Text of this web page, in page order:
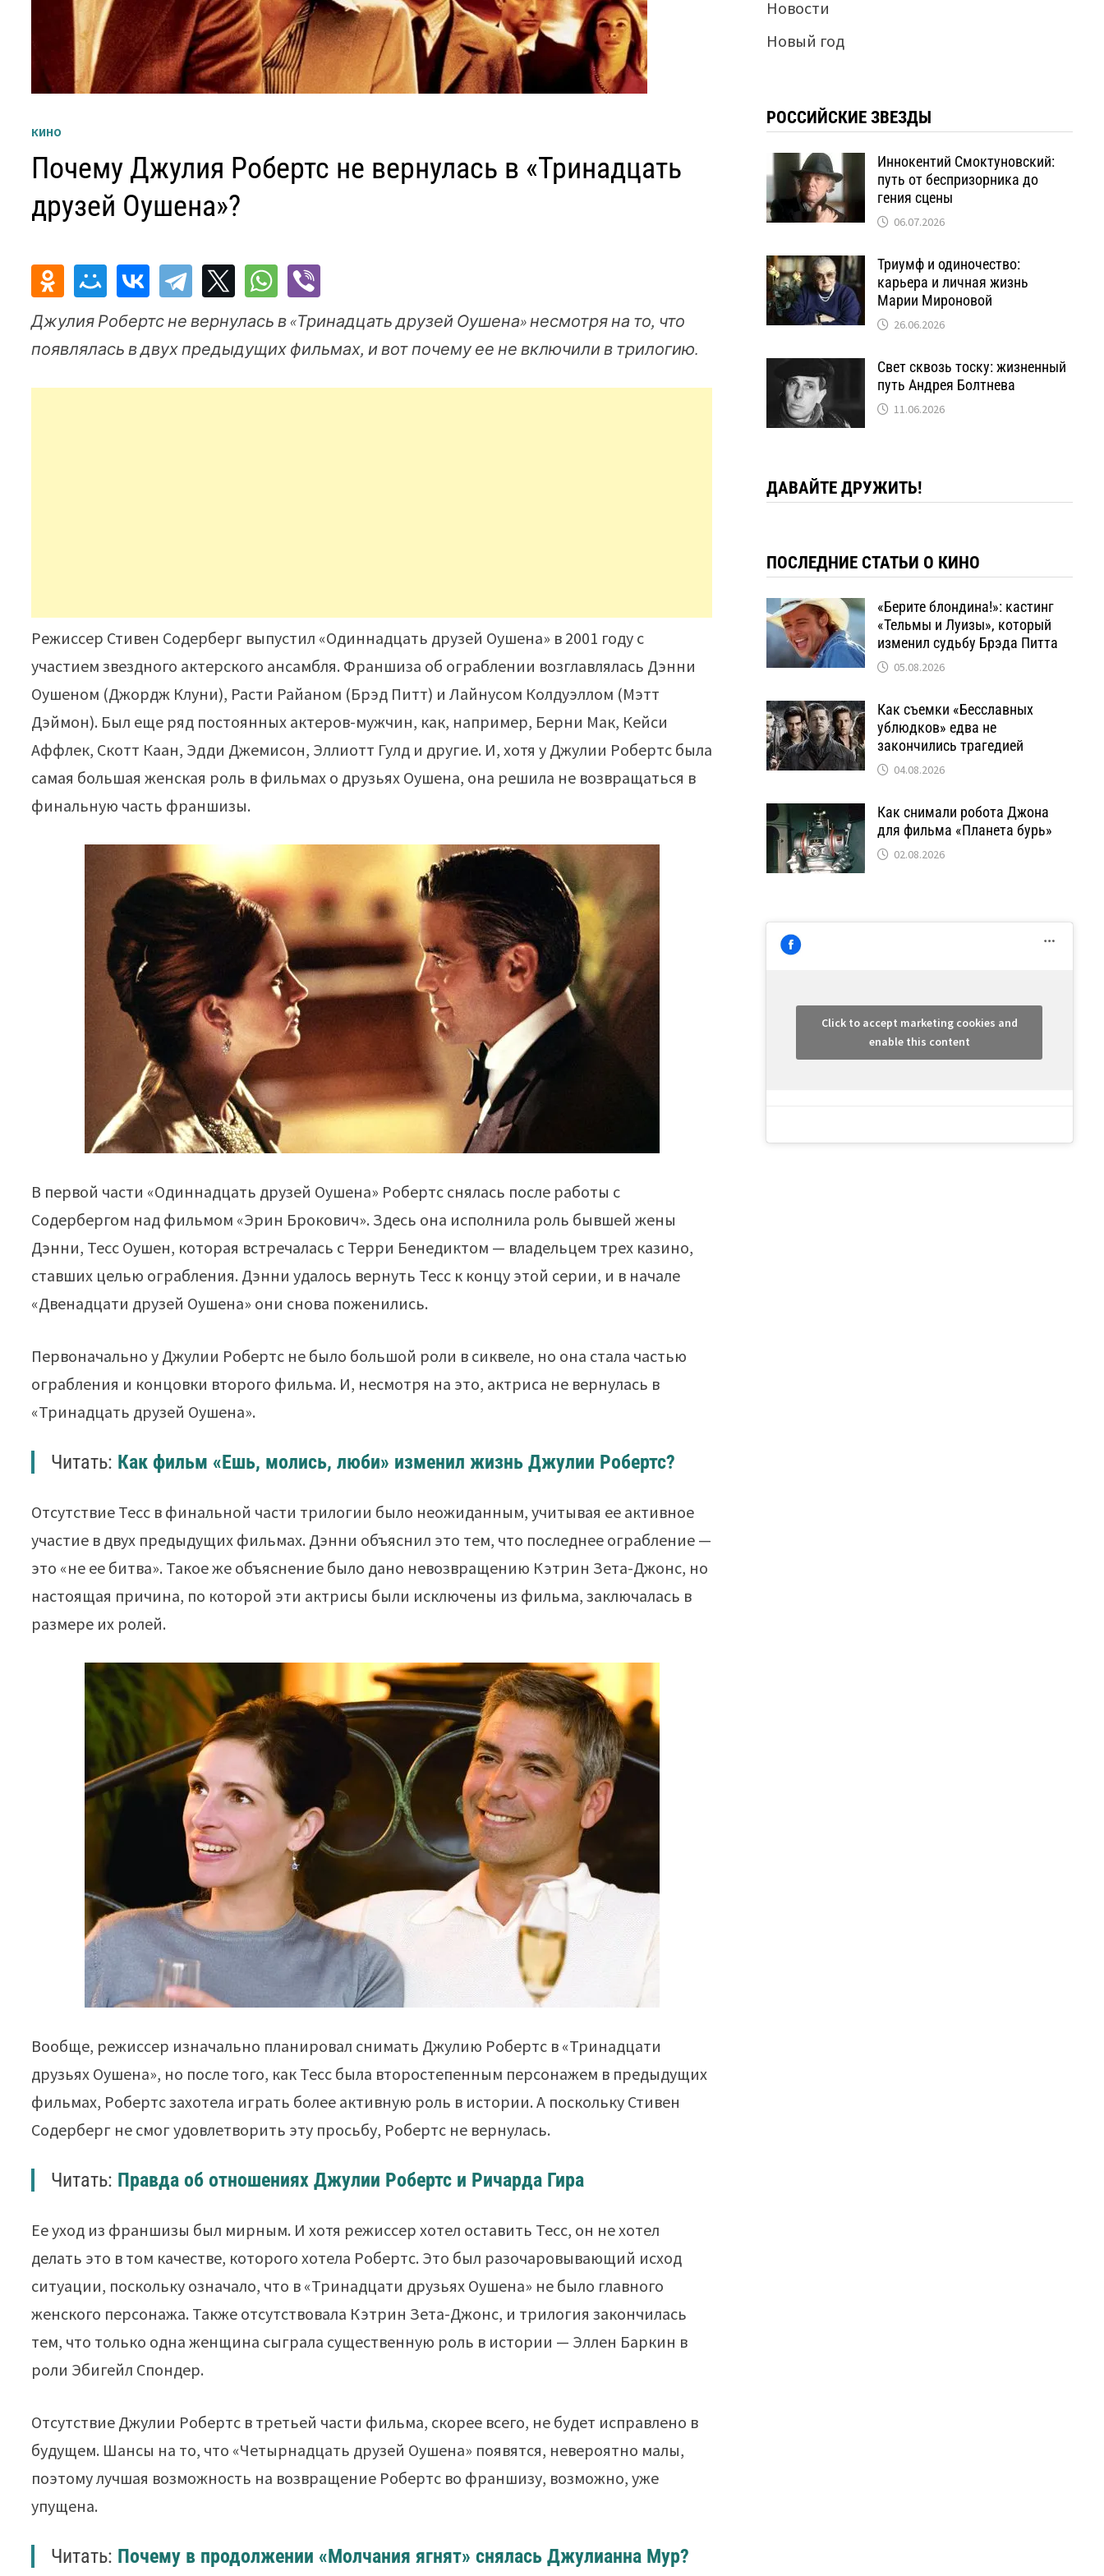
КИНО
Почему Джулия Робертс не вернулась в «Тринадцать
друзей Оушена»?
Джулия Робертс не вернулась в «Тринадцать друзей Оушена» несмотря на то, что
появлялась в двух предыдущих фильмах, и вот почему ее не включили в трилогию.
Режиссер Стивен Содерберг выпустил «Одиннадцать друзей Оушена» в 2001 году с
участием звездного актерского ансамбля. Франшиза об ограблении возглавлялась Дэнни
Оушеном (Джордж Клуни), Расти Райаном (Брэд Питт) и Лайнусом Колдуэллом (Мэтт
Дэймон). Был еще ряд постоянных актеров-мужчин, как, например, Берни Мак, Кейси
Аффлек, Скотт Каан, Эдди Джемисон, Эллиотт Гулд и другие. И, хотя у Джулии Робертс была
самая большая женская роль в фильмах о друзьях Оушена, она решила не возвращаться в
финальную часть франшизы.
В первой части «Одиннадцать друзей Оушена» Робертс снялась после работы с
Содербергом над фильмом «Эрин Брокович». Здесь она исполнила роль бывшей жены
Дэнни, Тесс Оушен, которая встречалась с Терри Бенедиктом — владельцем трех казино,
ставших целью ограбления. Дэнни удалось вернуть Тесс к концу этой серии, и в начале
«Двенадцати друзей Оушена» они снова поженились.
Первоначально у Джулии Робертс не было большой роли в сиквеле, но она стала частью
ограбления и концовки второго фильма. И, несмотря на это, актриса не вернулась в
«Тринадцать друзей Оушена».
Читать: Как фильм «Ешь, молись, люби» изменил жизнь Джулии Робертс?
Отсутствие Тесс в финальной части трилогии было неожиданным, учитывая ее активное
участие в двух предыдущих фильмах. Дэнни объяснил это тем, что последнее ограбление —
это «не ее битва». Такое же объяснение было дано невозвращению Кэтрин Зета-Джонс, но
настоящая причина, по которой эти актрисы были исключены из фильма, заключалась в
размере их ролей.
Вообще, режиссер изначально планировал снимать Джулию Робертс в «Тринадцати
друзьях Оушена», но после того, как Тесс была второстепенным персонажем в предыдущих
фильмах, Робертс захотела играть более активную роль в истории. А поскольку Стивен
Содерберг не смог удовлетворить эту просьбу, Робертс не вернулась.
Читать: Правда об отношениях Джулии Робертс и Ричарда Гира
Ее уход из франшизы был мирным. И хотя режиссер хотел оставить Тесс, он не хотел
делать это в том качестве, которого хотела Робертс. Это был разочаровывающий исход
ситуации, поскольку означало, что в «Тринадцати друзьях Оушена» не было главного
женского персонажа. Также отсутствовала Кэтрин Зета-Джонс, и трилогия закончилась
тем, что только одна женщина сыграла существенную роль в истории — Эллен Баркин в
роли Эбигейл Спондер.
Отсутствие Джулии Робертс в третьей части фильма, скорее всего, не будет исправлено в
будущем. Шансы на то, что «Четырнадцать друзей Оушена» появятся, невероятно малы,
поэтому лучшая возможность на возвращение Робертс во франшизу, возможно, уже
упущена.
Читать: Почему в продолжении «Молчания ягнят» снялась Джулианна Мур?
Новости
Новый год
РОССИЙСКИЕ ЗВЕЗДЫ
Иннокентий Смоктуновский:
путь от беспризорника до
гения сцены
06.07.2026
Триумф и одиночество:
карьера и личная жизнь
Марии Мироновой
26.06.2026
Свет сквозь тоску: жизненный
путь Андрея Болтнева
11.06.2026
ДАВАЙТЕ ДРУЖИТЬ!
ПОСЛЕДНИЕ СТАТЬИ О КИНО
«Берите блондина!»: кастинг
«Тельмы и Луизы», который
изменил судьбу Брэда Питта
05.08.2026
Как съемки «Бесславных
ублюдков» едва не
закончились трагедией
04.08.2026
Как снимали робота Джона
для фильма «Планета бурь»
02.08.2026
Click to accept marketing cookies and
enable this content